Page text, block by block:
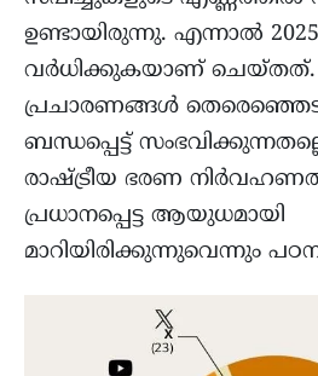
ഉണ്ടായിരുന്നു. എന്നാൽ
വർധിക്കുകയാണ് ചെയ്തത്.
പ്രചാരണങ്ങൾ
ബന്ധപ്പെട്ട്
രാഷ്ട്രീയ ഭരണ
പ്രധാനപ്പെട്ട ആയുധമായി
മാറിയിരിക്കുന്നുവെന്നും